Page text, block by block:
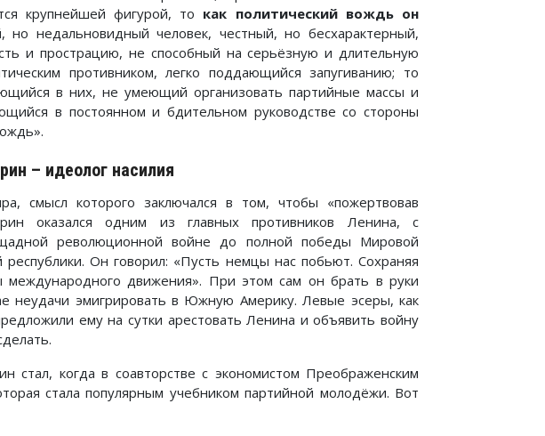
крупнейшей фигурой, то как политический вождь он
но недальновидный человек, честный, но бесхарактерный,
и прострацию, не способный на серьёзную и длительную
противником, легко поддающийся запугиванию; то
в них, не умеющий организовать партийные массы и
в постоянном и бдительном руководстве со стороны
– идеолог насилия
смысл которого заключался в том, чтобы «пожертвовав
оказался одним из главных противников Ленина, с
революционной войне до полной победы Мировой
Он говорил: «Пусть немцы нас побьют. Сохраняя
движения». При этом сам он брать в руки
неудачи эмигрировать в Южную Америку. Левые эсеры, как
ему на сутки арестовать Ленина и объявить войну
стал, когда в соавторстве с экономистом Преображенским
стала популярным учебником партийной молодёжи. Вот